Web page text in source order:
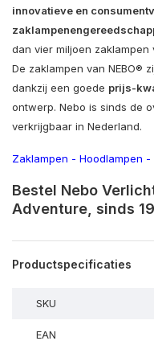
innovatieve en
zaklampenen
dan vier miljoen
De zaklampen van NEBO®
dankzij een goede prijs-
ontwerp. Nebo is sinds de
verkrijgbaar in Nederland.
Zaklampen - Hoodlampen -
Bestel Nebo
Adventure, sinds
Productspecificaties
SKU
EAN